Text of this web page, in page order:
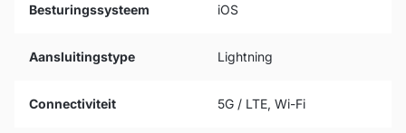
Besturingssysteem iOS
Aansluitingstype Lightning
Connectiviteit 5G / LTE, Wi-Fi